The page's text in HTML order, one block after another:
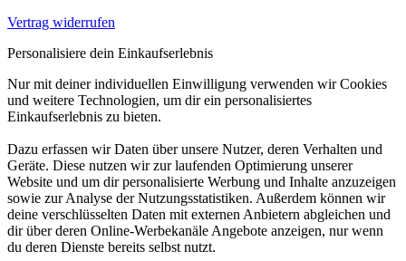
Vertrag widerrufen
Personalisiere dein Einkaufserlebnis
Nur mit deiner individuellen Einwilligung verwenden wir Cookies
und weitere Technologien, um dir ein personalisiertes
Einkaufserlebnis zu bieten.
Dazu erfassen wir Daten über unsere Nutzer, deren Verhalten und
Geräte. Diese nutzen wir zur laufenden Optimierung unserer
Website und um dir personalisierte Werbung und Inhalte anzuzeigen
sowie zur Analyse der Nutzungsstatistiken. Außerdem können wir
deine verschlüsselten Daten mit externen Anbietern abgleichen und
dir über deren Online-Werbekanäle Angebote anzeigen, nur wenn
du deren Dienste bereits selbst nutzt.